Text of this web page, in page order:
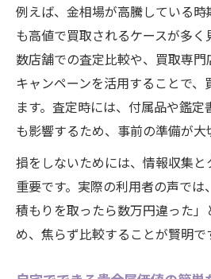
例えば、金相場が高騰している時
も高値で買取されるケースが多
数店舗での査定比較や、買取専
キャンペーンを活用することで
ます。査定時には、付属品や鑑
も影響するため、事前の準備が大
損をしないためには、情報収集
重要です。実際の利用者の声で
積もりを取ったら数万円違った
め、焦らず比較することが賢明で